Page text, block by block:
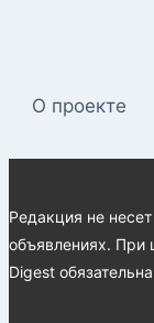
О проекте
Редакция не
объявлениях. При
Digest